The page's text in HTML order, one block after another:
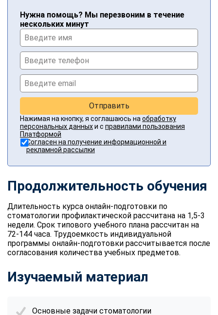
Нужна помощь? Мы перезвоним в течение
нескольких минут
Отправить
Нажимая на кнопку, я соглашаюсь на обработку
персональных данныхи с правилами пользования
Платформой
Согласен на получение информационной и
рекламной рассылки
Продолжительность обучения
Длительность курса онлайн-подготовки по
стоматологии профилактической рассчитана на 1,5-3
недели. Срок типового учебного плана рассчитан на
72-144 часа. Трудоемкость индивидуальной
программы онлайн-подготовки рассчитывается после
согласования количества учебных предметов.
Изучаемый материал
Основные задачи стоматологии